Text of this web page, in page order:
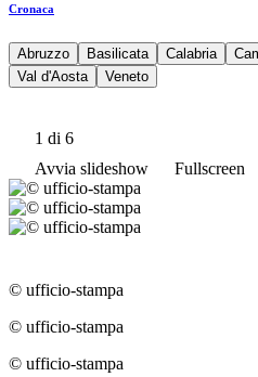
Cronaca
Abruzzo Basilicata Calabria
Val d'Aosta
Veneto
1 di 6
Avvia slideshow
Fullscreen
© ufficio-stampa
© ufficio-stampa
© ufficio-stampa